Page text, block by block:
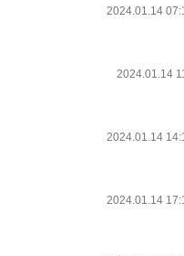
2024.01.14
2024.01.14
2024.01.14
2024.01.14